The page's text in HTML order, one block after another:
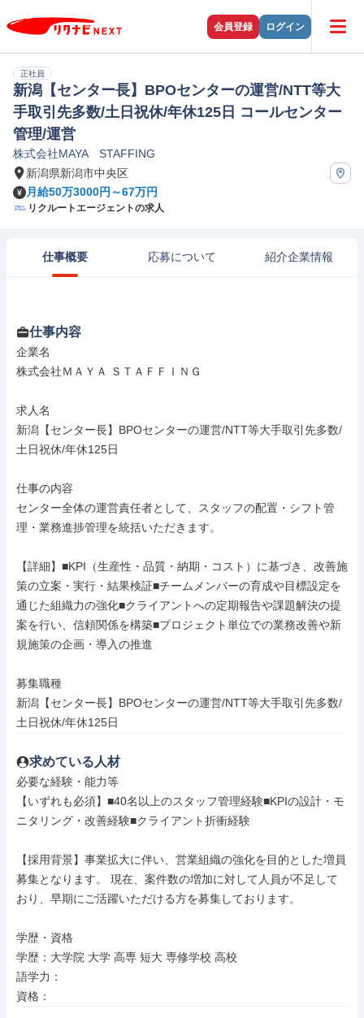
会員登録 ログイン
正社員
新潟【センター長】BPOセンターの運営/NTT等大
手取引先多数/土日祝休/年休125日 コールセンター
管理/運営
株式会社MAYA STAFFING
新潟県新潟市中央区
月給50万3000円～67万円
リクルートエージェントの求人
仕事概要 応募について 紹介企業情報
仕事内容
企業名
株式会社ＭＡＹＡ ＳＴＡＦＦＩＮＧ
求人名
新潟【センター長】BPOセンターの運営/NTT等大手取引先多数/
土日祝休/年休125日
仕事の内容
センター全体の運営責任者として、スタッフの配置・シフト管
理・業務進捗管理を統括いただきます。
【詳細】■KPI（生産性・品質・納期・コスト）に基づき、改善施
策の立案・実行・結果検証■チームメンバーの育成や目標設定を
通じた組織力の強化■クライアントへの定期報告や課題解決の提
案を行い、信頼関係を構築■プロジェクト単位での業務改善や新
規施策の企画・導入の推進
募集職種
新潟【センター長】BPOセンターの運営/NTT等大手取引先多数/
土日祝休/年休125日
求めている人材
必要な経験・能力等
【いずれも必須】■40名以上のスタッフ管理経験■KPIの設計・モ
ニタリング・改善経験■クライアント折衝経験
【採用背景】事業拡大に伴い、営業組織の強化を目的とした増員
募集となります。 現在、案件数の増加に対して人員が不足して
おり、早期にご活躍いただける方を募集しております。
学歴・資格
学歴：大学院 大学 高専 短大 専修学校 高校
語学力：
資格：